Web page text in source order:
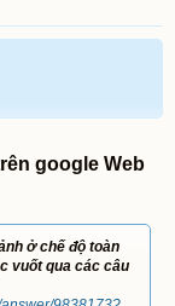
google Web
ở chế độ toàn
vuốt qua các câu